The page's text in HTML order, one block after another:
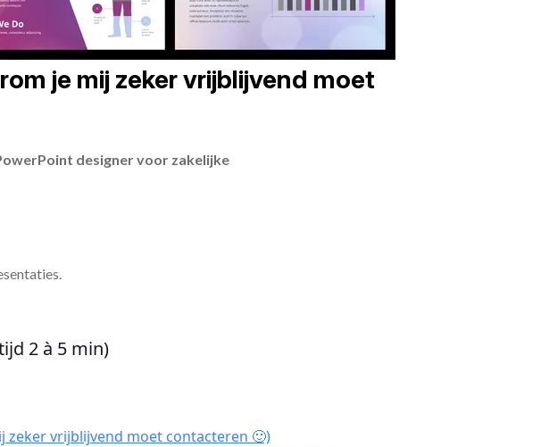
je mij zeker vrijblijvend moet
designer voor zakelijke
2 à 5 min)
zeker vrijblijvend moet contacteren 🙂)